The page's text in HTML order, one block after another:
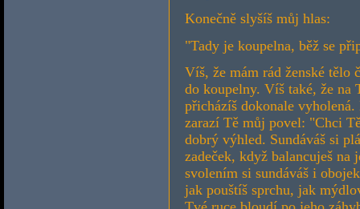
Konečně slyšíš můj hlas:
"Tady je koupelna, běž se
Víš, že mám rád ženské tělo
do koupelny. Víš také, že na
přicházíš dokonale
zarazí Tě můj povel: "Chci
dobrý výhled. Sundáváš si
zadeček, když balancuješ na
svolením si sundáváš i
jak pouštíš sprchu, jak